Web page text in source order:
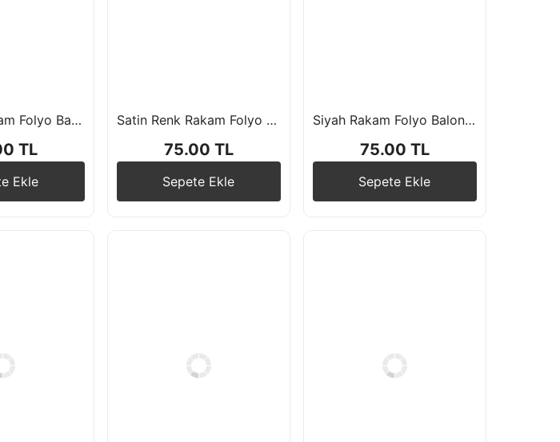
Lacivert Rakam Folyo Balon 76cm
TL
Ekle
Satin Renk Rakam Folyo Balon 76 cm
75.00 TL
Sepete Ekle
Siyah Rakam Folyo Balon 76 cm
75.00 TL
Sepete Ekle